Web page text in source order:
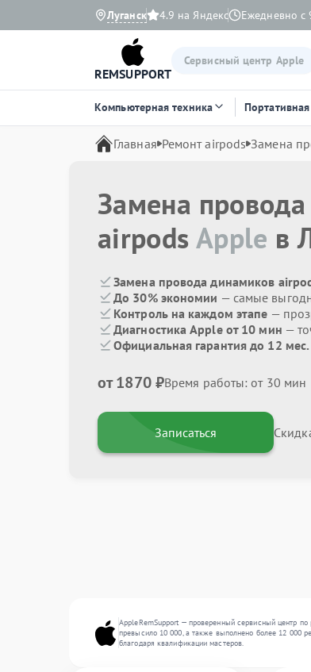
Луганск 4.9 на Яндекс Ежедневно с
REMSUPPORT
Сервисный центр Apple
Компьютерная техника
Главная Ремонт airpods Замена
Замена
airpods Apple в
Замена провода динамиков
До 30% экономии — самые
Контроль на каждом этапе —
Диагностика Apple от 10 мин —
Официальная гарантия до 12 мес.
от 1870 ₽Время работы: от 30 мин
Записаться
AppleRemSupport — проверенный сервисный центр
превысило 10 000, а также выполнено более 12 000
благодаря квалификации мастеров.